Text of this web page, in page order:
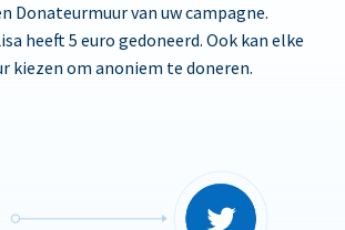
Donateurmuur van uw campagne.
heeft 5 euro gedoneerd. Ook kan elke
kiezen om anoniem te doneren.